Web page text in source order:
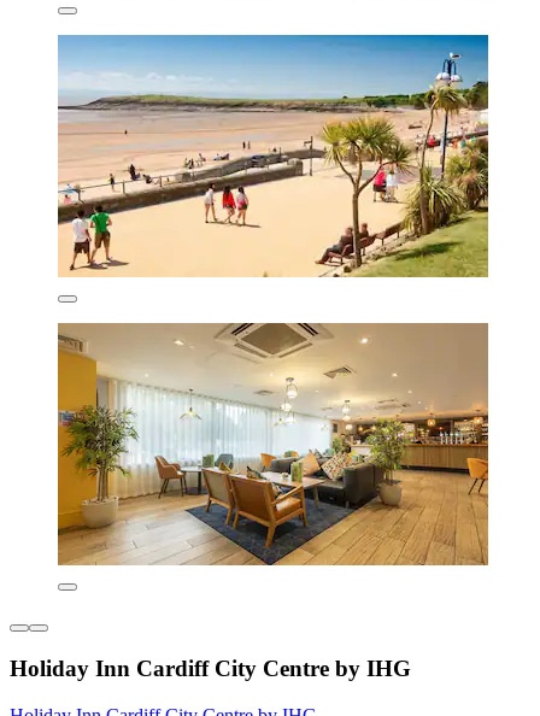
Holiday Inn Cardiff City Centre by IHG